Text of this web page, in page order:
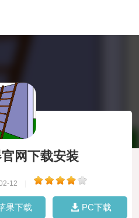
网下载安装
12
果下载 PC下载